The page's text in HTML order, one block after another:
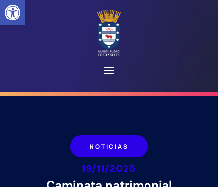
NOTICIAS
19/11/2025